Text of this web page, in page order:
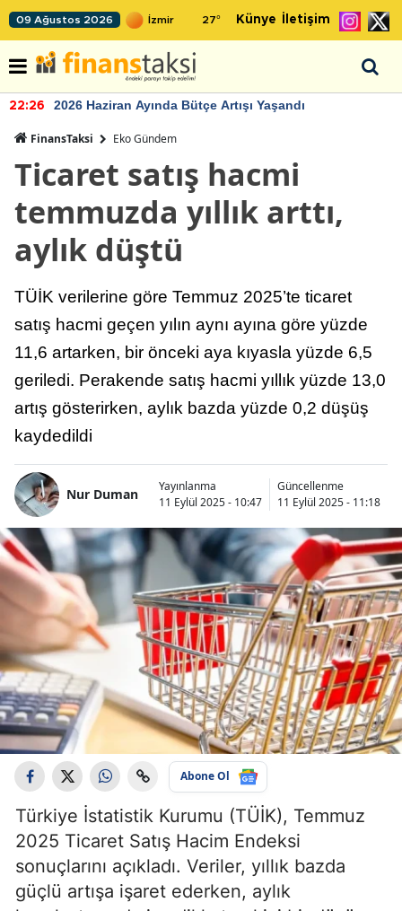
09 Ağustos 2026 27° Künye İletişim
22:26 2026 Haziran Ayında Bütçe Artışı Yaşandı
FinansTaksi Eko Gündem
Ticaret satış hacmi
temmuzda yıllık arttı,
aylık düştü
TÜİK verilerine göre Temmuz 2025’te ticaret
satış hacmi geçen yılın aynı ayına göre yüzde
11,6 artarken, bir önceki aya kıyasla yüzde 6,5
geriledi. Perakende satış hacmi yıllık yüzde 13,0
artış gösterirken, aylık bazda yüzde 0,2 düşüş
kaydedildi
Nur Duman
Yayınlanma
11 Eylül 2025 - 10:47
Güncellenme
11 Eylül 2025 - 11:18
Abone Ol
Türkiye İstatistik Kurumu (TÜİK), Temmuz
2025 Ticaret Satış Hacim Endeksi
sonuçlarını açıkladı. Veriler, yıllık bazda
güçlü artışa işaret ederken, aylık